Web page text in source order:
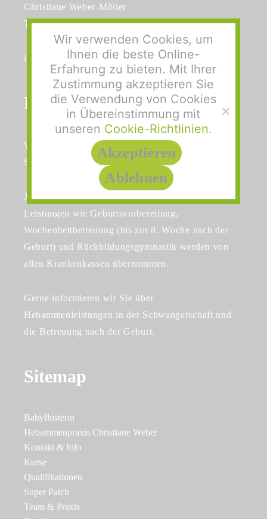
Christiane Weber-Möller
Tel: 0511 777 858
info@hebammenpraxis-isernhagen.de
Philosophie
Wir begleiten Sie und Ihre Familie während der
Schwangerschaft und nach der Geburt Ihres Kindes.
Jeder Frau steht Hebammenbetreuung zu. Die
Leistungen wie Geburtsvorbereitung,
Wochenbettbetreuung (bis zur 8. Woche nach der
Geburt) und Rückbildungsgymnastik werden von
allen Krankenkassen übernommen.
Gerne informieren wir Sie über
Hebammenleistungen in der Schwangerschaft und
die Betreuung nach der Geburt.
Sitemap
Babyflüsterin
Hebammenpraxis Christiane Weber
Kontakt & Info
Kurse
Qualifikationen
Super Patch
Team & Praxis
Wir verwenden Cookies, um
Ihnen die beste Online-
Erfahrung zu bieten. Mit Ihrer
Zustimmung akzeptieren Sie
die Verwendung von Cookies
in Übereinstimmung mit
unseren Cookie-Richtlinien.
Akzeptieren
Ablehnen